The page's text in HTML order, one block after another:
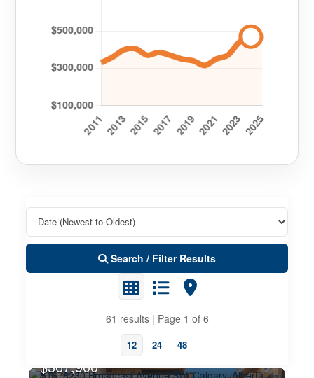
Search / Filter Results
61 results | Page 1 of 6
12 24 48
$367,900